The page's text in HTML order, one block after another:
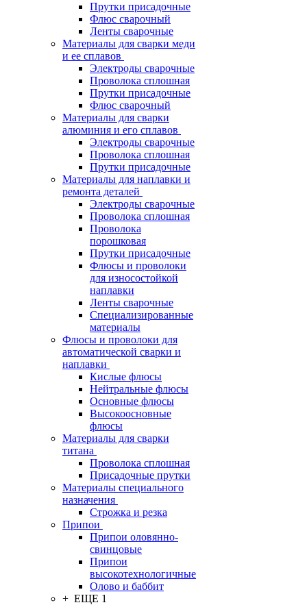
Прутки присадочные
Флюс сварочный
Ленты сварочные
Материалы для сварки меди
и ее сплавов
Электроды сварочные
Проволока сплошная
Прутки присадочные
Флюс сварочный
Материалы для сварки
алюминия и его сплавов
Электроды сварочные
Проволока сплошная
Прутки присадочные
Материалы для наплавки и
ремонта деталей
Электроды сварочные
Проволока сплошная
Проволока
порошковая
Прутки присадочные
Флюсы и проволоки
для износостойкой
наплавки
Ленты сварочные
Специализированные
материалы
Флюсы и проволоки для
автоматической сварки и
наплавки
Кислые флюсы
Нейтральные флюсы
Основные флюсы
Высокоосновные
флюсы
Материалы для сварки
титана
Проволока сплошная
Присадочные прутки
Материалы специального
назначения
Строжка и резка
Припои
Припои оловянно-
свинцовые
Припои
высокотехнологичные
Олово и баббит
+ ЕЩЕ 1